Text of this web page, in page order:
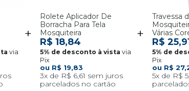
via
Rolete Aplicador De
Borracha Para Tela
Mosquiteira
R$ 19,83
3x R$ 6,61
R$ 18,84
via
Pix
Travessa
Várias
R$
5x R$
R$
Pix